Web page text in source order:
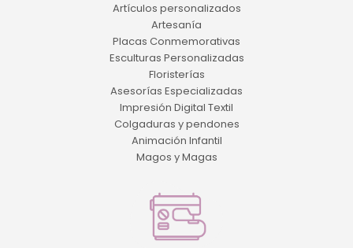
Artículos personalizados
Artesanía
Placas Conmemorativas
Esculturas Personalizadas
Floristerías
Asesorías Especializadas
Impresión Digital Textil
Colgaduras y pendones
Animación Infantil
Magos y Magas